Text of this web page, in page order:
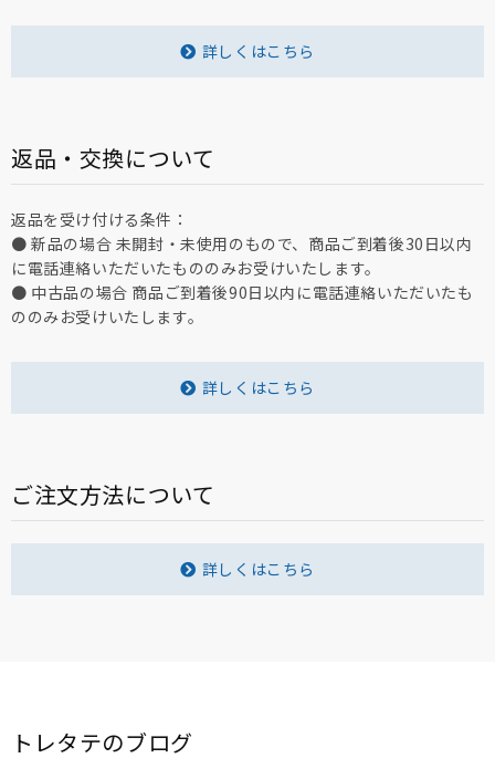
詳しくはこちら
返品・交換について
返品を受け付ける条件：
● 新品の場合 未開封・未使用のもので、商品ご到着後30日以内
に電話連絡いただいたもののみお受けいたします。
● 中古品の場合 商品ご到着後90日以内に電話連絡いただいたも
ののみお受けいたします。
詳しくはこちら
ご注文方法について
詳しくはこちら
トレタテのブログ